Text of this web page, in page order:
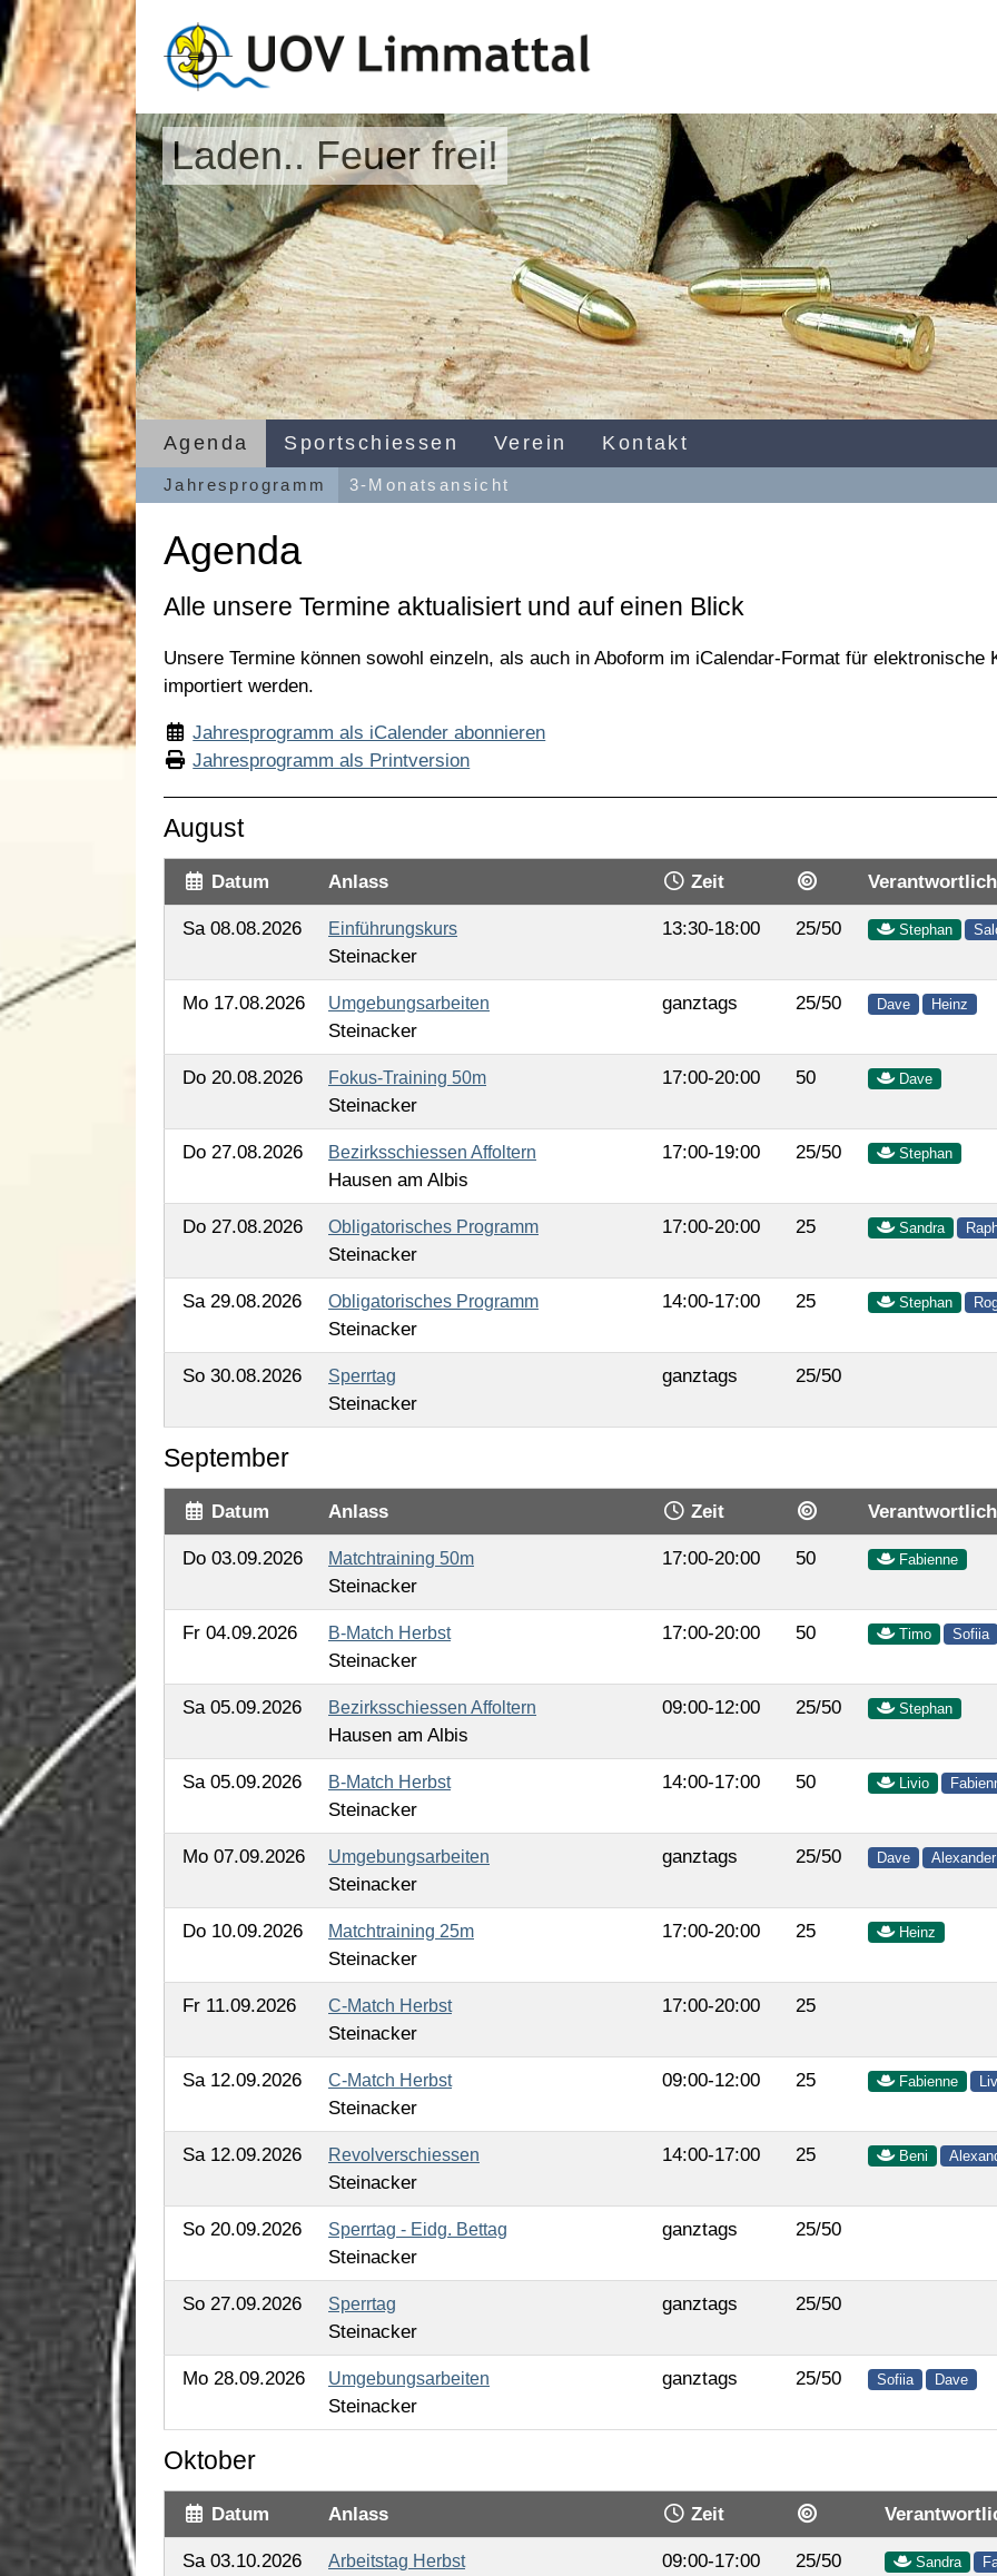
Laden.. Feuer frei!
Agenda Sportschiessen Verein Kontakt
Jahresprogramm 3-Monatsansicht
Agenda
Alle unsere Termine aktualisiert und auf einen Blick
Unsere Termine können sowohl einzeln, als auch in Aboform im iCalendar-Format für elektronische
importiert werden.
Jahresprogramm als iCalender abonnieren
Jahresprogramm als Printversion
August
Datum Anlass Zeit Verantwortlich
Sa 08.08.2026 Einführungskurs
Steinacker
13:30-18:00 25/50 Stephan
Mo 17.08.2026 Umgebungsarbeiten
Steinacker
ganztags 25/50 Dave Heinz
Do 20.08.2026 Fokus-Training 50m
Steinacker
17:00-20:00 50 Dave
Do 27.08.2026 Bezirksschiessen Affoltern
Hausen am Albis
17:00-19:00 25/50 Stephan
Do 27.08.2026 Obligatorisches Programm
Steinacker
17:00-20:00 25 Sandra
Sa 29.08.2026 Obligatorisches Programm
Steinacker
14:00-17:00 25 Stephan
So 30.08.2026 Sperrtag
Steinacker
ganztags 25/50
September
Datum Anlass Zeit Verantwortlich
Do 03.09.2026 Matchtraining 50m
Steinacker
17:00-20:00 50 Fabienne
Fr 04.09.2026 B-Match Herbst
Steinacker
17:00-20:00 50 Timo Sofiia
Sa 05.09.2026 Bezirksschiessen Affoltern
Hausen am Albis
09:00-12:00 25/50 Stephan
Sa 05.09.2026 B-Match Herbst
Steinacker
14:00-17:00 50 Livio
Mo 07.09.2026 Umgebungsarbeiten
Steinacker
ganztags 25/50 Dave Alexander
Do 10.09.2026 Matchtraining 25m
Steinacker
17:00-20:00 25 Heinz
Fr 11.09.2026 C-Match Herbst
Steinacker
17:00-20:00 25
Sa 12.09.2026 C-Match Herbst
Steinacker
09:00-12:00 25 Fabienne
Sa 12.09.2026 Revolverschiessen
Steinacker
14:00-17:00 25 Beni
So 20.09.2026 Sperrtag - Eidg. Bettag
Steinacker
ganztags 25/50
So 27.09.2026 Sperrtag
Steinacker
ganztags 25/50
Mo 28.09.2026 Umgebungsarbeiten
Steinacker
ganztags 25/50 Sofiia Dave
Oktober
Datum Anlass Zeit
Sa 03.10.2026 Arbeitstag Herbst 09:00-17:00 25/50 Sandra